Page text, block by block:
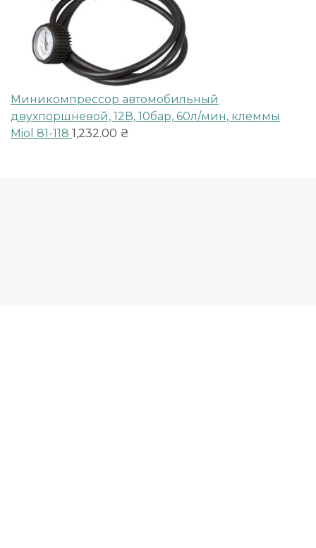
Миникомпрессор автомобильный
двухпоршневой, 12В, 10бар, 60л/мин, клеммы
Miol 81-118 1,232.00 ₴